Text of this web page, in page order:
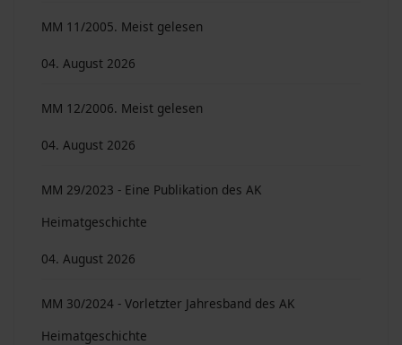
MM 11/2005. Meist gelesen
04. August 2026
MM 12/2006. Meist gelesen
04. August 2026
MM 29/2023 - Eine Publikation des AK
Heimatgeschichte
04. August 2026
MM 30/2024 - Vorletzter Jahresband des AK
Heimatgeschichte